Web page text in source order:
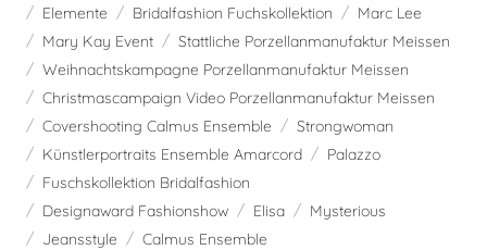
Elemente
Bridalfashion Fuchskollektion
Marc Lee
Mary Kay Event
Stattliche Porzellanmanufaktur Meissen
Weihnachtskampagne Porzellanmanufaktur Meissen
Christmascampaign Video Porzellanmanufaktur Meissen
Covershooting Calmus Ensemble
Strongwoman
Künstlerportraits Ensemble Amarcord
Palazzo
Fuschskollektion Bridalfashion
Designaward Fashionshow
Elisa
Mysterious
Jeansstyle
Calmus Ensemble